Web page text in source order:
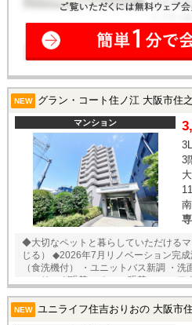
NEW グラン・コート住ノ江 大阪市住之江
マンション
3
◆大切なペットと暮らしていただける
じる） ◆2026年7月リノベーション完成済み ・システムキッチン新調
（食洗機付） ・ユニットバス新調 ・
ローリング張替 ・クロス張替 ・フロ
グ 他 ◇アフターサービス保証付き 設備・部位別に保証期間を設定し
ております
NEW ユニライフ住吉おりおの 大阪市住吉区